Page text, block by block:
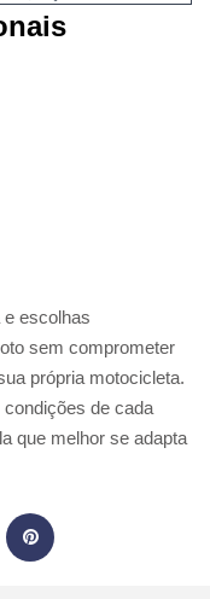
escolhas
sem comprometer
própria motocicleta.
de cada
que melhor se adapta